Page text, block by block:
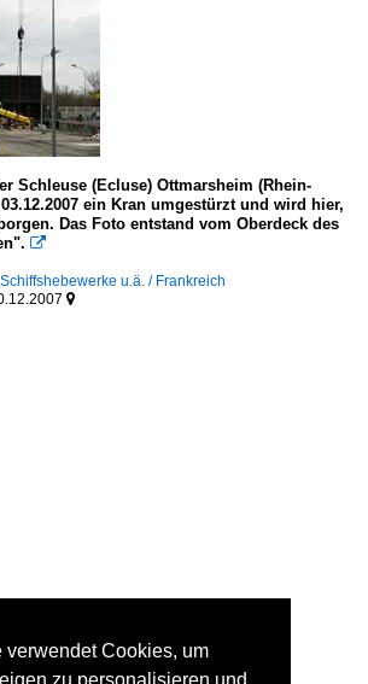
Schleuse (Ecluse) Ottmarsheim (Rhein-
ein Kran umgestürzt und wird hier,
Das Foto entstand vom Oberdeck des

u.ä. / Frankreich

verwendet Cookies, um